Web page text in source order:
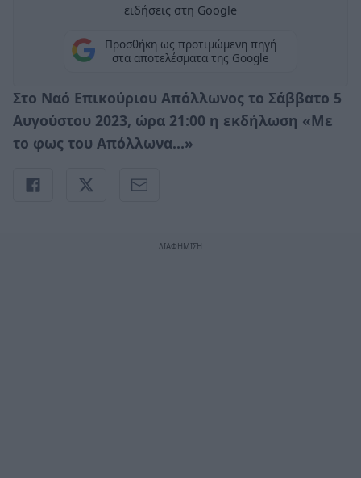
ειδήσεις στη Google
Προσθήκη ως προτιμώμενη πηγή
στα αποτελέσματα της Google
Στο Ναό Επικούριου Απόλλωνος το Σάββατο 5
Αυγούστου 2023, ώρα 21:00 η εκδήλωση «Με
το φως του Απόλλωνα…»